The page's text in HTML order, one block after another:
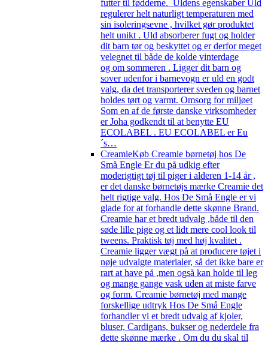
futter til fødderne. Uldens egenskaber Uld
regulerer helt naturligt temperaturen med
sin isoleringsevne , hvilket gør produktet
helt unikt . Uld absorberer fugt og holder
dit barn tør og beskyttet og er derfor meget
velegnet til både de kolde vinterdage
og om sommeren . Ligger dit barn og
sover udenfor i barnevogn er uld en godt
valg, da det transporterer sveden og barnet
holdes tørt og varmt. Omsorg for miljøet
Som en af de første danske virksomheder
er Joha godkendt til at benytte EU
ECOLABEL . EU ECOLABEL er Eu
´s…
CreamieKøb Creamie børnetøj hos De
Små Engle Er du på udkig efter
moderigtigt tøj til piger i alderen 1-14 år ,
er det danske børnetøjs mærke Creamie det
helt rigtige valg. Hos De Små Engle er vi
glade for at forhandle dette skønne Brand.
Creamie har et bredt udvalg ,både til den
søde lille pige og et lidt mere cool look til
tweens. Praktisk tøj med høj kvalitet .
Creamie ligger vægt på at producere tøjet i
nøje udvalgte materialer, så det ikke bare er
rart at have på ,men også kan holde til leg
og mange gange vask uden at miste farve
og form. Creamie børnetøj med mange
forskellige udtryk Hos De Små Engle
forhandler vi et bredt udvalg af kjoler,
bluser, Cardigans, bukser og nederdele fra
dette skønne mærke . Om du du skal til